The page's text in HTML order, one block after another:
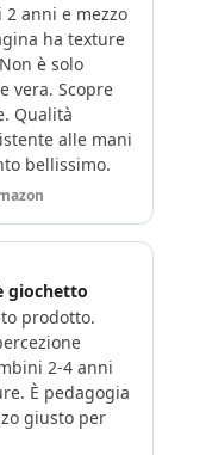
anni e mezzo
ha texture
è solo
vera. Scopre
Qualità
alle mani
bellissimo.
giochetto
prodotto.
2-4 anni
È pedagogia
giusto per